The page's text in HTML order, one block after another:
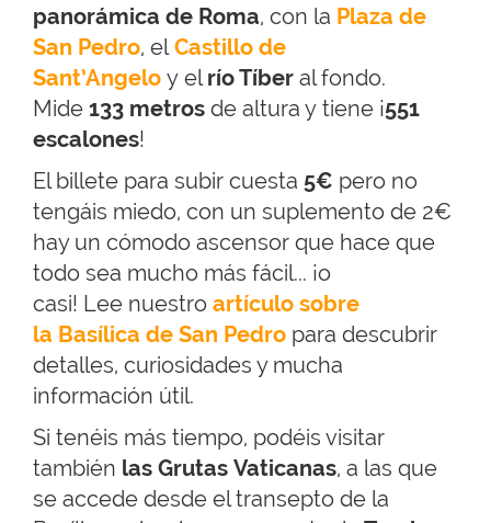
panorámica de Roma, con la Plaza de
San Pedro, elCastillo de
Sant’Angelo y elrío Tíber al fondo.
Mide 133 metros de altura y tiene ¡551
escalones!
El billete para subir cuesta 5€ pero no
tengáis miedo, con un suplemento de 2€
hay un cómodo ascensor que hace que
todo sea mucho más fácil... ¡o
casi! Lee nuestro artículo sobre
la Basílica de San Pedro para descubrir
detalles, curiosidades y mucha
información útil.
Si tenéis más tiempo, podéis visitar
también las Grutas Vaticanas, a las que
se accede desde el transepto de la